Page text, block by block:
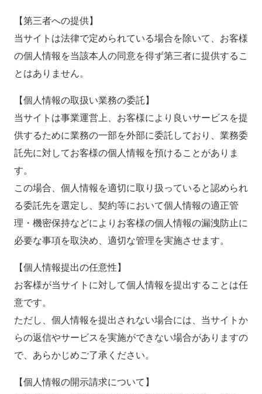
【第三者への提供】
当サイトは法律で定められている場合を除いて、お客様
の個人情報を当該本人の同意を得ず第三者に提供するこ
とはありません。
【個人情報の取扱い業務の委託】
当サイトは事業運営上、お客様により良いサービスを提
供するために業務の一部を外部に委託しており、業務委
託先に対してお客様の個人情報を預けることがありま
す。
この場合、個人情報を適切に取り扱っていると認められ
る委託先を選定し、契約等において個人情報の適正管
理・機密保持などによりお客様の個人情報の漏洩防止に
必要な事項を取決め、適切な管理を実施させます。
【個人情報提出の任意性】
お客様が当サイトに対して個人情報を提出することは任
意です。
ただし、個人情報を提出されない場合には、当サイトか
らの返信やサービスを実施ができない場合がありますの
で、あらかじめご了承ください。
【個人情報の開示請求について】